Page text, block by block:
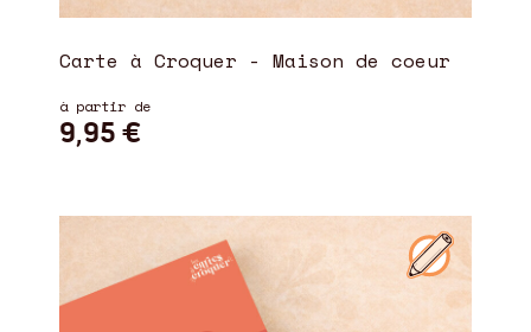
Carte à Croquer - Maison de coeur
à partir de
9,95 €